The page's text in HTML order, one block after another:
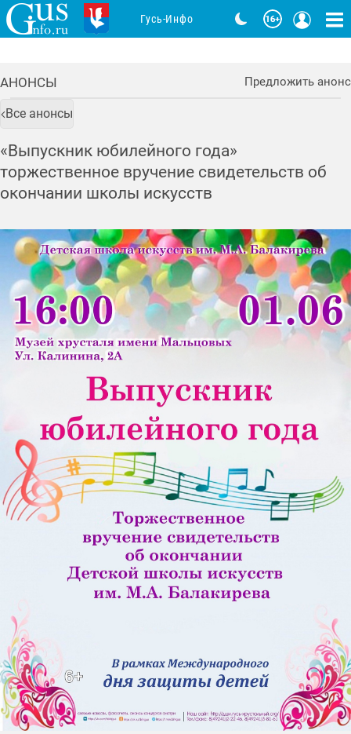
АНОНСЫ Предложить анонс
Все анонсы
«Выпускник юбилейного года»
торжественное вручение свидетельств об
окончании школы искусств
Гусь-Инфо